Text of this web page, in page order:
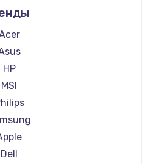
руб.
руб.
Thunderobot
Hisense
АОС
Ardor
Machenike
iru
Titan Army
iFFALCON
Dahua
HP
MSI
Dell